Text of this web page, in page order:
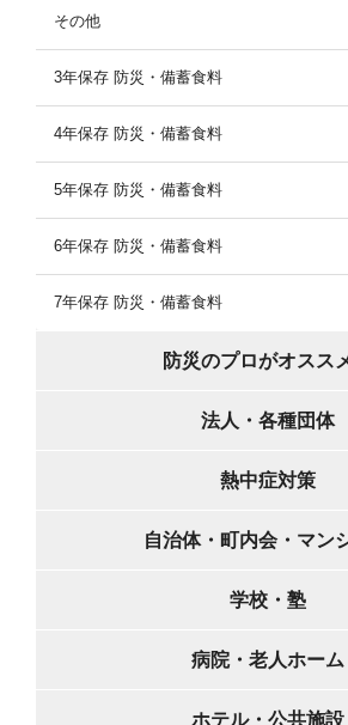
その他
3年保存 防災・備蓄食料
4年保存 防災・備蓄食料
5年保存 防災・備蓄食料
6年保存 防災・備蓄食料
7年保存 防災・備蓄食料
防災のプロがオスス
法人・各種団体
熱中症対策
自治体・町内会・マン
学校・塾
病院・老人ホーム
ホテル・公共施設